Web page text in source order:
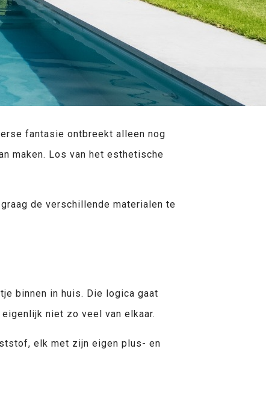
fantasie ontbreekt alleen nog
maken. Los van het esthetische
de verschillende materialen te
binnen in huis. Die logica gaat
niet zo veel van elkaar.
elk met zijn eigen plus- en